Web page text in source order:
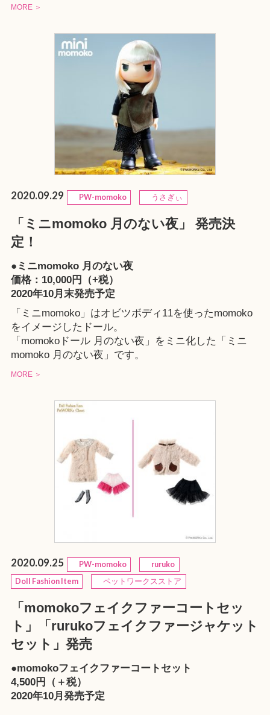
MORE ＞
2020.09.29 PW-momoko うさぎぃ
「ミニmomoko 月のない夜」 発売決
定！
●ミニmomoko 月のない夜
価格：10,000円（+税）
2020年10月末発売予定
「ミニmomoko」はオビツボディ11を使ったmomoko
をイメージしたドール。
「momokoドール 月のない夜」をミニ化した「ミニ
momoko 月のない夜」です。
MORE ＞
2020.09.25 PW-momoko
ruruko
Doll Fashion Item
ペットワークスストア
「momokoフェイクファーコートセッ
ト」「rurukoフェイクファージャケット
セット」発売
●momokoフェイクファーコートセット
4,500円（＋税）
2020年10月発売予定